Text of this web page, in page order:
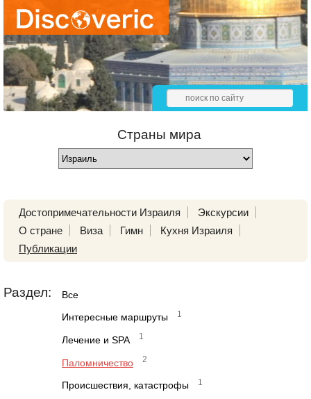
Страны мира
Достопримечательности Израиля
Экскурсии
О стране
Виза Гимн
Кухня Израиля
Публикации
Раздел: Все
Интересные маршруты 1
Лечение и SPA 1
Паломничество 2
Происшествия, катастрофы 1